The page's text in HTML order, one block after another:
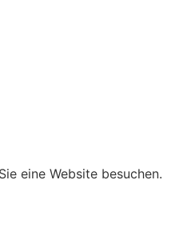
eine Website besuchen.